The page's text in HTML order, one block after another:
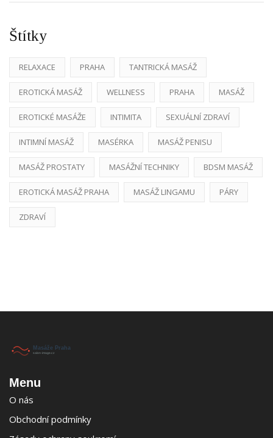
Štítky
RELAXACE PRAHA TANTRICKÁ MASÁŽ
EROTICKÁ MASÁŽ WELLNESS PRAHA MASÁŽ
EROTICKÉ MASÁŽE INTIMITA SEXUÁLNÍ ZDRAVÍ
INTIMNÍ MASÁŽ MASÉRKA MASÁŽ PENISU
MASÁŽ PROSTATY MASÁŽNÍ TECHNIKY BDSM MASÁŽ
EROTICKÁ MASÁŽ PRAHA MASÁŽ LINGAMU PÁRY
ZDRAVÍ
Menu
O nás
Obchodní podmínky